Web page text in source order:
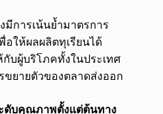
การเน้นย้ำมาตรการ
ให้ผลผลิตทุเรียนได้
บผู้บริโภคทั้งในประเทศ
ขยายตัวของตลาดส่งออก
ดับคุณภาพตั้งแต่ต้นทาง